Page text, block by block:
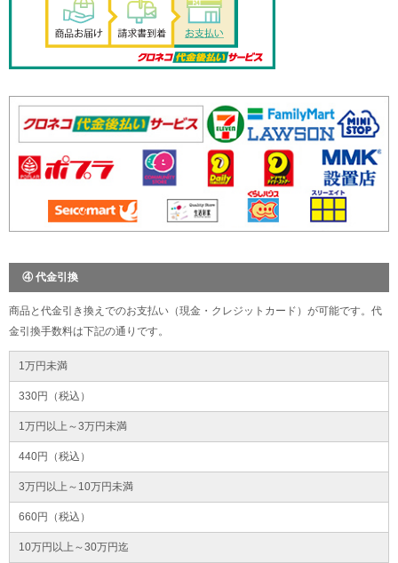
④ 代金引換
商品と代金引き換えでのお支払い（現金・クレジットカード）が可能です。代
金引換手数料は下記の通りです。
1万円未満
330円（税込）
1万円以上～3万円未満
440円（税込）
3万円以上～10万円未満
660円（税込）
10万円以上～30万円迄